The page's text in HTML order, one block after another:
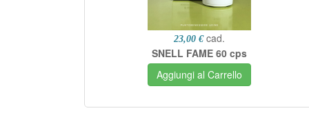
23,00 € cad.
SNELL FAME 60 cps
Aggiungi al Carrello